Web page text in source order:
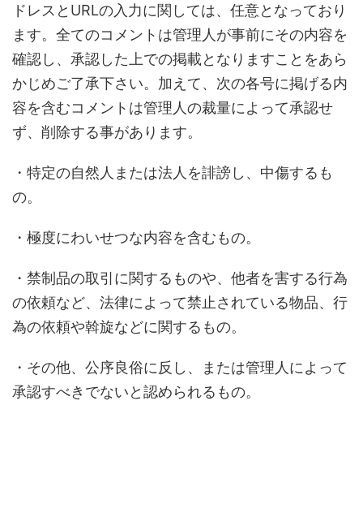
ドレスとURLの入力に関しては、任意となっており
ます。全てのコメントは管理人が事前にその内容を
確認し、承認した上での掲載となりますことをあら
かじめご了承下さい。加えて、次の各号に掲げる内
容を含むコメントは管理人の裁量によって承認せ
ず、削除する事があります。
・特定の自然人または法人を誹謗し、中傷するも
の。
・極度にわいせつな内容を含むもの。
・禁制品の取引に関するものや、他者を害する行為
の依頼など、法律によって禁止されている物品、行
為の依頼や斡旋などに関するもの。
・その他、公序良俗に反し、または管理人によって
承認すべきでないと認められるもの。